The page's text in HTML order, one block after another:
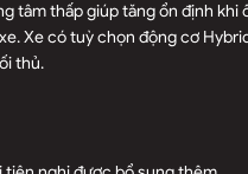
tâm thấp giúp tăng ổn định khi
Xe có tuỳ chọn động cơ
thủ.